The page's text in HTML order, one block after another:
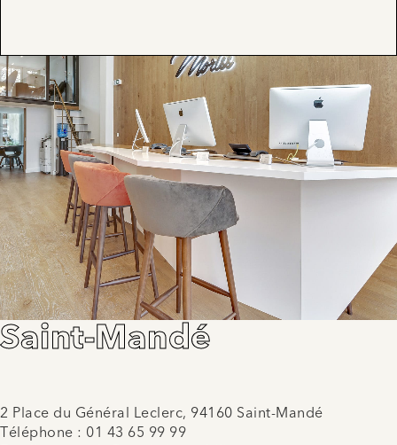
Saint-Mandé
2 Place du Général Leclerc, 94160 Saint-Mandé
Téléphone : 01 43 65 99 99